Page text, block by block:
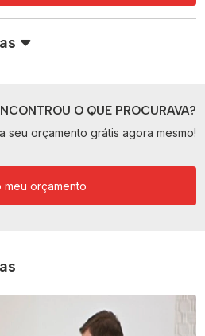
O QUE PROCURAVA?
seu orçamento grátis agora mesmo!
meu orçamento